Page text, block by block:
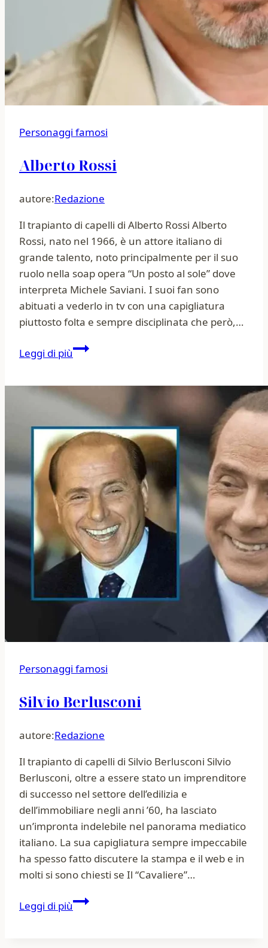
Personaggi famosi
Alberto Rossi
autore:Redazione
Il trapianto di capelli di Alberto Rossi Alberto
Rossi, nato nel 1966, è un attore italiano di
grande talento, noto principalmente per il suo
ruolo nella soap opera “Un posto al sole” dove
interpreta Michele Saviani. I suoi fan sono
abituati a vederlo in tv con una capigliatura
piuttosto folta e sempre disciplinata che però,…
Leggi di piùAlberto
Personaggi famosi
Silvio Berlusconi
autore:Redazione
Il trapianto di capelli di Silvio Berlusconi Silvio
Berlusconi, oltre a essere stato un imprenditore
di successo nel settore dell’edilizia e
dell’immobiliare negli anni ’60, ha lasciato
un’impronta indelebile nel panorama mediatico
italiano. La sua capigliatura sempre impeccabile
ha spesso fatto discutere la stampa e il web e in
molti si sono chiesti se Il “Cavaliere”…
Leggi di piùSilvio